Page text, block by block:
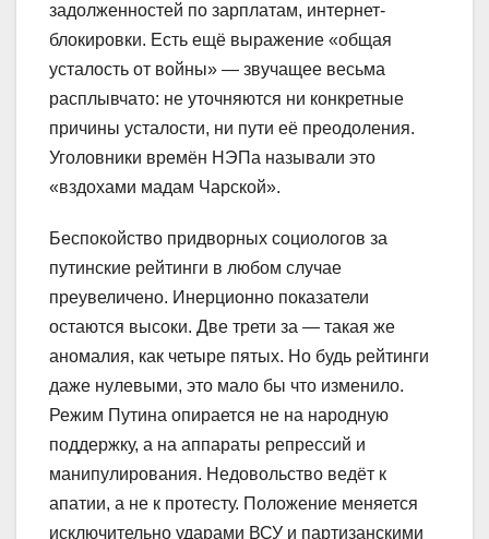
задолженностей по зарплатам, интернет-
блокировки. Есть ещё выражение «общая
усталость от войны» — звучащее весьма
расплывчато: не уточняются ни конкретные
причины усталости, ни пути её преодоления.
Уголовники времён НЭПа называли это
«вздохами мадам Чарской».
Беспокойство придворных социологов за
путинские рейтинги в любом случае
преувеличено. Инерционно показатели
остаются высоки. Две трети за — такая же
аномалия, как четыре пятых. Но будь рейтинги
даже нулевыми, это мало бы что изменило.
Режим Путина опирается не на народную
поддержку, а на аппараты репрессий и
манипулирования. Недовольство ведёт к
апатии, а не к протесту. Положение меняется
исключительно ударами ВСУ и партизанскими